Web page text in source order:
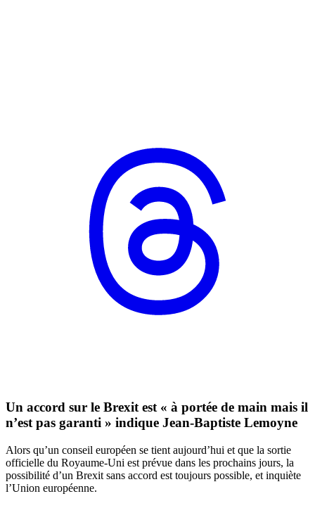
Un accord sur le Brexit est « à portée de main mais il
n’est pas garanti » indique Jean-Baptiste Lemoyne
Alors qu’un conseil européen se tient aujourd’hui et que la sortie
officielle du Royaume-Uni est prévue dans les prochains jours, la
possibilité d’un Brexit sans accord est toujours possible, et inquiète
l’Union européenne.